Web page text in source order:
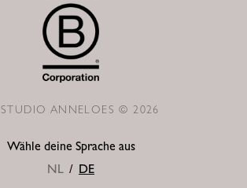
Wähle deine Sprache aus
NL / DE
STUDIO ANNELOES © 2026